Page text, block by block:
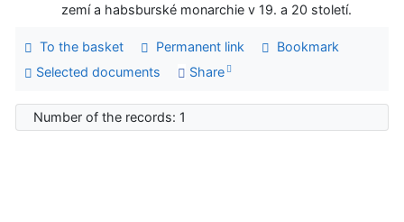
zemí a habsburské monarchie v 19. a 20 století.
To the basket Permanent link
Bookmark
Selected documents
Share
Number of the records: 1